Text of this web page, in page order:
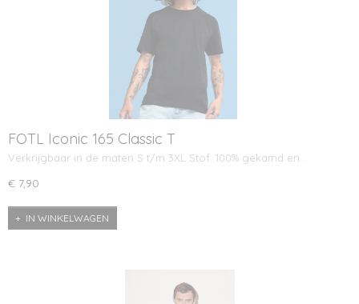
FOTL Iconic 165 Classic T
Verkrijgbaar in de maten S t/m 3XL Stof: 100% gekamd en…
€ 7,90
IN WINKELWAGEN